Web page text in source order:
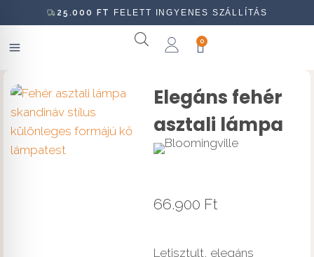
25.000 FT FELETT INGYENES SZÁLLÍTÁS
0
Elegáns fehér
asztali lámpa
66.900 Ft
Letisztult, elegáns